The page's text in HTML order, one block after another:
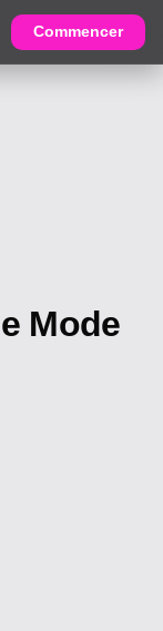
Commencer
Mode